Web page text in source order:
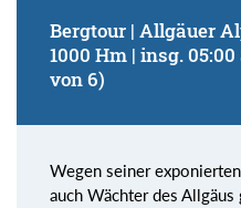
Bergtour | Allgäuer
1000 Hm | insg.
von 6)
Wegen seiner
auch Wächter des